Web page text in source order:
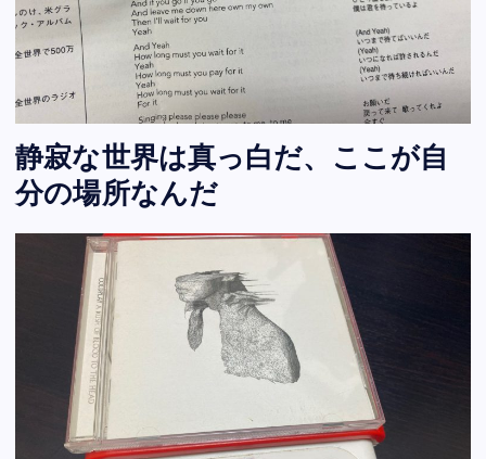
静寂な世界は真っ白だ、ここが自
分の場所なんだ